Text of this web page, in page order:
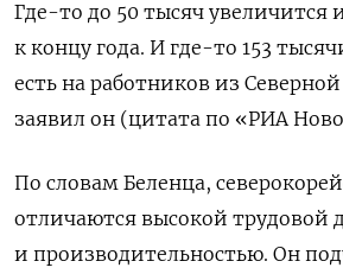
Где-то до 50 тысяч увеличится
к концу года. И где-то 153
есть на работников из
заявил он (цитата по «РИА
По словам Беленца,
отличаются высокой трудовой
и производительностью. Он